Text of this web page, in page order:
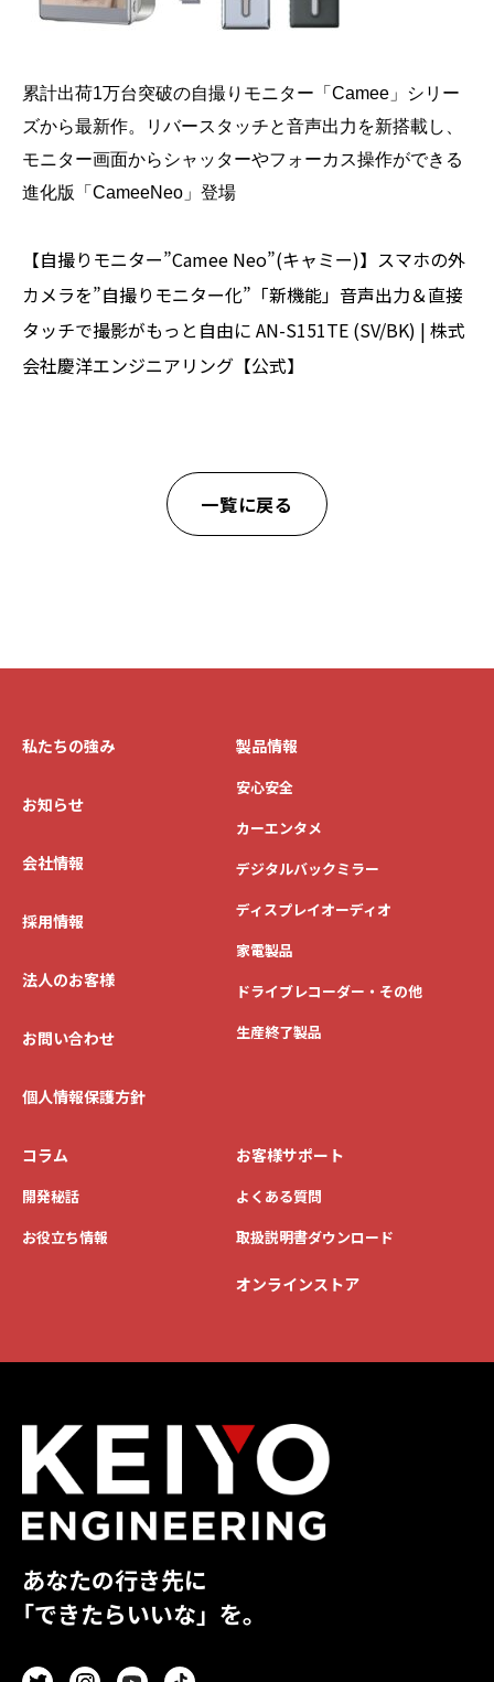
累計出荷1万台突破の自撮りモニター「Camee」シリー
ズから最新作。リバースタッチと音声出力を新搭載し、
モニター画面からシャッターやフォーカス操作ができる
進化版「CameeNeo」登場
【自撮りモニター”Camee Neo”(キャミー)】スマホの外
カメラを”自撮りモニター化”「新機能」音声出力＆直接
タッチで撮影がもっと自由に AN-S151TE (SV/BK) | 株式
会社慶洋エンジニアリング【公式】
一覧に戻る
私たちの強み
お知らせ
会社情報
採用情報
法人のお客様
お問い合わせ
個人情報保護方針
製品情報
安心安全
カーエンタメ
デジタルバックミラー
ディスプレイオーディオ
家電製品
ドライブレコーダー・その他
生産終了製品
コラム
開発秘話
お役立ち情報
お客様サポート
よくある質問
取扱説明書ダウンロード
オンラインストア
あなたの行き先に
「できたらいいな」を。